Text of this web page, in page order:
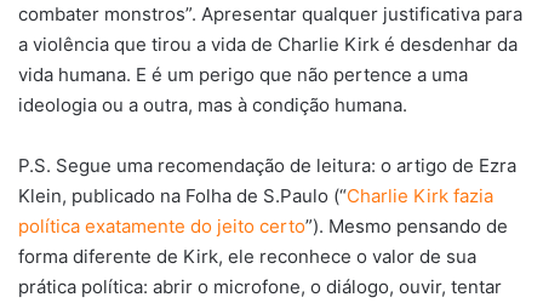
combater monstros”. Apresentar qualquer justificativa para
a violência que tirou a vida de Charlie Kirk é desdenhar da
vida humana. E é um perigo que não pertence a uma
ideologia ou a outra, mas à condição humana.
P.S. Segue uma recomendação de leitura: o artigo de Ezra
Klein, publicado na Folha de S.Paulo (“Charlie Kirk fazia
política exatamente do jeito certo”). Mesmo pensando de
forma diferente de Kirk, ele reconhece o valor de sua
prática política: abrir o microfone, o diálogo, ouvir, tentar